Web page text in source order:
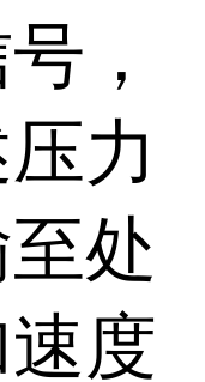
，
力
处
度